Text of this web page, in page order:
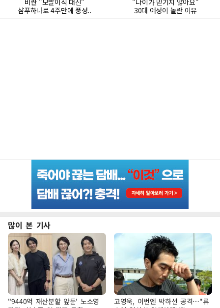
많이 본 기사
''9440억 재산분할 앞둔' 노소영
고영욱, 이번엔 박하선 공격…"류